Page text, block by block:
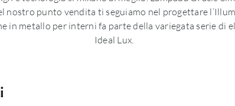
punto vendita ti seguiamo nel progettare
in metallo per interni fa parte della variegata serie di
Ideal Lux.